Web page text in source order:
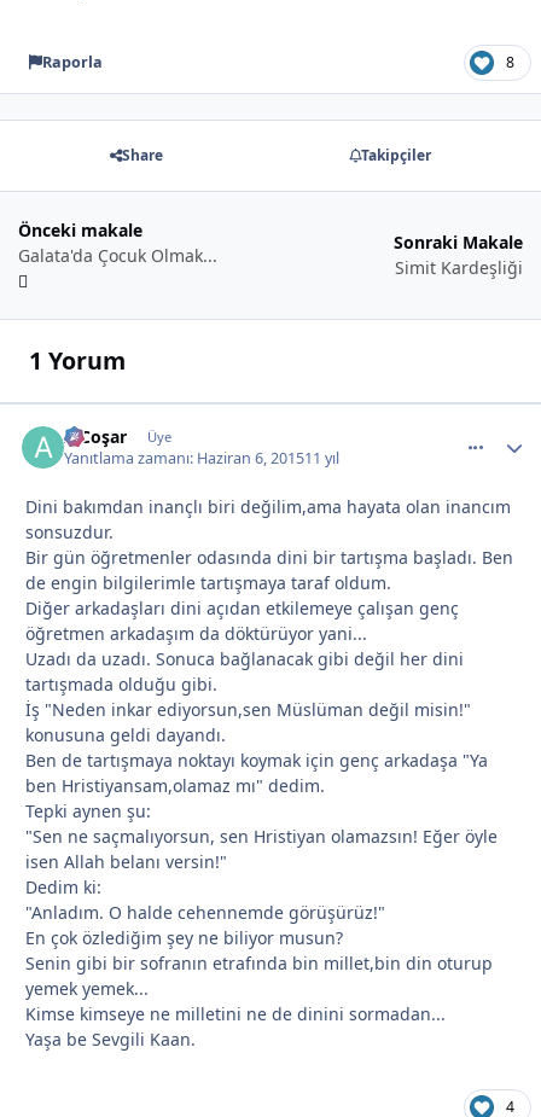
Raporla 8
Share Takipçiler
Önceki makale
Galata'da Çocuk Olmak...
Sonraki Makale
Simit Kardeşliği
1 Yorum
A.Coşar Üye
Yanıtlama zamanı: Haziran 6, 201511 yıl
Dini bakımdan inançlı biri değilim,ama hayata olan inancım
sonsuzdur.
Bir gün öğretmenler odasında dini bir tartışma başladı. Ben
de engin bilgilerimle tartışmaya taraf oldum.
Diğer arkadaşları dini açıdan etkilemeye çalışan genç
öğretmen arkadaşım da döktürüyor yani...
Uzadı da uzadı. Sonuca bağlanacak gibi değil her dini
tartışmada olduğu gibi.
İş "Neden inkar ediyorsun,sen Müslüman değil misin!"
konusuna geldi dayandı.
Ben de tartışmaya noktayı koymak için genç arkadaşa "Ya
ben Hristiyansam,olamaz mı" dedim.
Tepki aynen şu:
"Sen ne saçmalıyorsun, sen Hristiyan olamazsın! Eğer öyle
isen Allah belanı versin!"
Dedim ki:
"Anladım. O halde cehennemde görüşürüz!"
En çok özlediğim şey ne biliyor musun?
Senin gibi bir sofranın etrafında bin millet,bin din oturup
yemek yemek...
Kimse kimseye ne milletini ne de dinini sormadan...
Yaşa be Sevgili Kaan.
4